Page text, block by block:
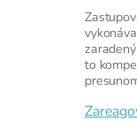
to